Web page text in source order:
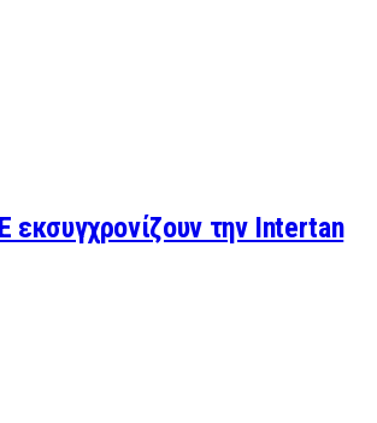
εκσυγχρονίζουν την Intertan